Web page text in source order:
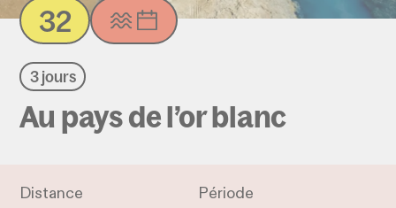
32
3 jours
Au pays de l’or blanc
Distance
Période